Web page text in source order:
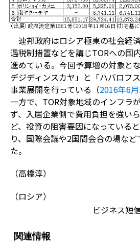
連邦政府はロシア極東の社会経
遇税制措置などを講じTORへの国
進めている。今回予算増の対象と
デジディンスカヤ」と「ハバロフ
事業展開を行っている（2016年6
一方で、TOR対象地域のインフラ
ず、入居企業側で費用負担を強い
ど、投資の阻害要因になっている
り、国際会議や2国間会合の場な
た。
（高橋淳）
（ロシア）
ビジネス短
関連情報